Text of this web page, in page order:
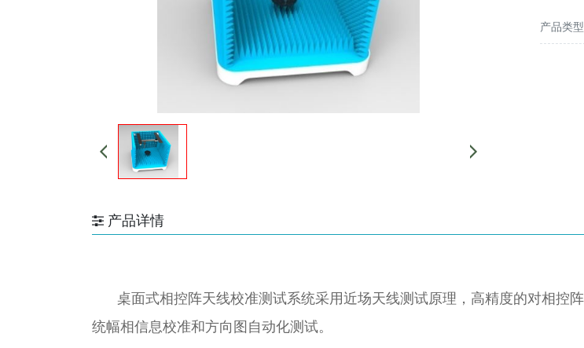
产品类
产品详情
桌面式相控阵天线校准测试系统采用近场天线测试原理，高精度的对相控
统幅相信息校准和方向图自动化测试。